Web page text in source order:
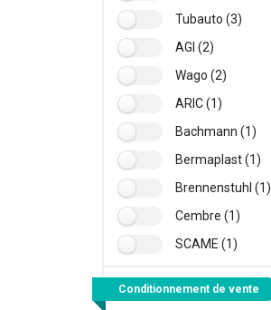
Tubauto (3)
AGI (2)
Wago (2)
ARIC (1)
Bachmann (1)
Bermaplast (1)
Brennenstuhl (1)
Cembre (1)
SCAME (1)
Conditionnement de vente